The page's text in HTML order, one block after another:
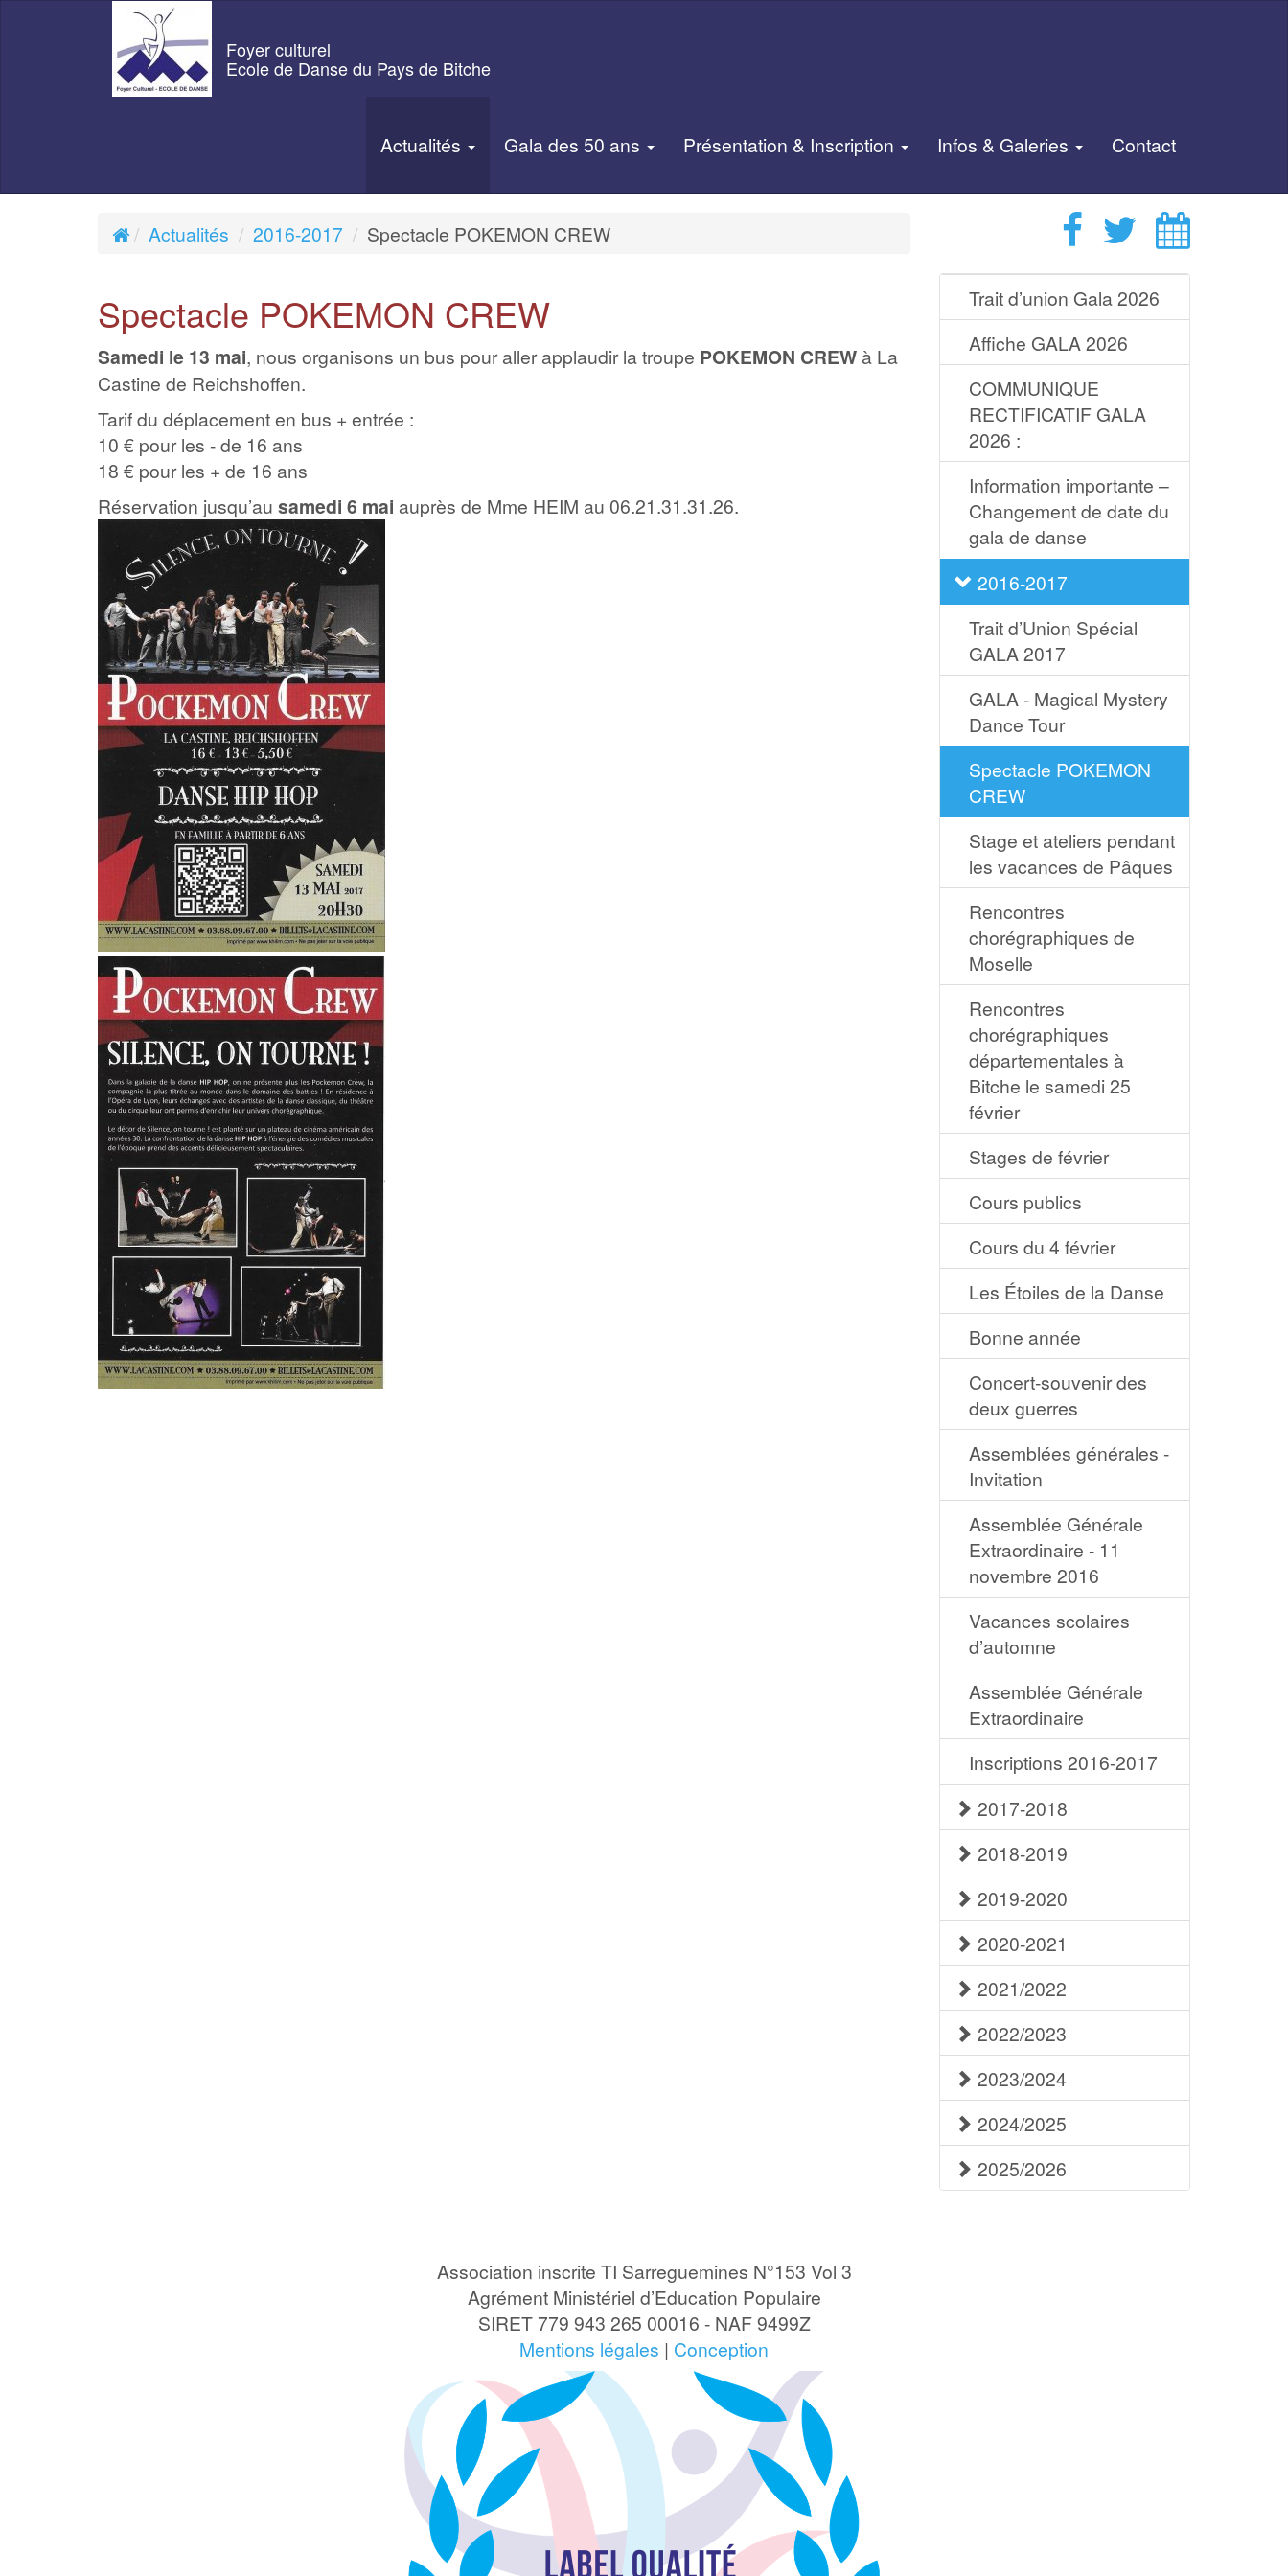
Foyer culturel
Ecole de Danse du Pays de Bitche
Actualités Gala des 50 ans Présentation & Inscription Infos & Galeries Contact
Actualités 2016-2017 Spectacle POKEMON CREW
Spectacle POKEMON CREW
Samedi le 13 mai, nous organisons un bus pour aller applaudir la troupe POKEMON CREW à La
Castine de Reichshoffen.
Tarif du déplacement en bus + entrée :
10 € pour les - de 16 ans
18 € pour les + de 16 ans
Réservation jusqu’au samedi 6 mai auprès de Mme HEIM au 06.21.31.31.26.
Trait d’union Gala 2026
Affiche GALA 2026
COMMUNIQUE
RECTIFICATIF GALA
2026 :
Information importante –
Changement de date du
gala de danse
2016-2017
Trait d’Union Spécial
GALA 2017
GALA - Magical Mystery
Dance Tour
Spectacle POKEMON
CREW
Stage et ateliers pendant
les vacances de Pâques
Rencontres
chorégraphiques de
Moselle
Rencontres
chorégraphiques
départementales à
Bitche le samedi 25
février
Stages de février
Cours publics
Cours du 4 février
Les Étoiles de la Danse
Bonne année
Concert-souvenir des
deux guerres
Assemblées générales -
Invitation
Assemblée Générale
Extraordinaire - 11
novembre 2016
Vacances scolaires
d’automne
Assemblée Générale
Extraordinaire
Inscriptions 2016-2017
2017-2018
2018-2019
2019-2020
2020-2021
2021/2022
2022/2023
2023/2024
2024/2025
2025/2026
Association inscrite TI Sarreguemines N°153 Vol 3
Agrément Ministériel d’Education Populaire
SIRET 779 943 265 00016 - NAF 9499Z
Mentions légales | Conception